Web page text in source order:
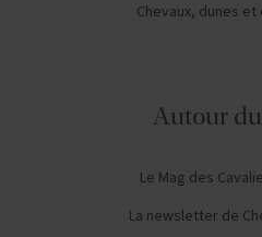
Chevaux, dunes
Autour
Le Mag des
La newsletter de